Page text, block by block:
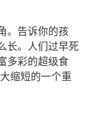
。告诉你的孩
长。人们过早死
多彩的超级食
缩短的一个重